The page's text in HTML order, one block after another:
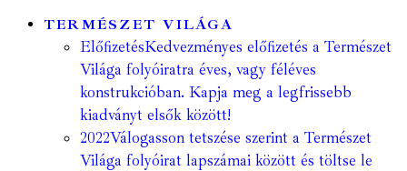
TERMÉSZET VILÁGA
ElőfizetésKedvezményes előfizetés a Természet
Világa folyóiratra éves, vagy féléves
konstrukcióban. Kapja meg a legfrissebb
kiadványt elsők között!
2022Válogasson tetszése szerint a Természet
Világa folyóirat lapszámai között és töltse le